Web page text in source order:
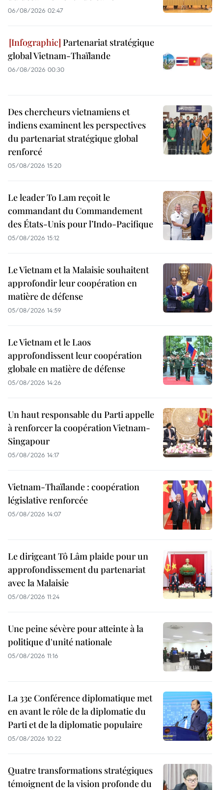
06/08/2026 02:47
Partenariat stratégique
global Vietnam-Thaïlande
06/08/2026 00:30
Des chercheurs vietnamiens et
indiens examinent les perspectives
du partenariat stratégique global
renforcé
05/08/2026 15:20
Le leader To Lam reçoit le
commandant du Commandement
des États-Unis pour l’Indo-Pacifique
05/08/2026 15:12
Le Vietnam et la Malaisie souhaitent
approfondir leur coopération en
matière de défense
05/08/2026 14:59
Le Vietnam et le Laos
approfondissent leur coopération
globale en matière de défense
05/08/2026 14:26
Un haut responsable du Parti appelle
à renforcer la coopération Vietnam-
Singapour
05/08/2026 14:17
Vietnam-Thaïlande : coopération
législative renforcée
05/08/2026 14:07
Le dirigeant Tô Lâm plaide pour un
approfondissement du partenariat
avec la Malaisie
05/08/2026 11:24
Une peine sévère pour atteinte à la
politique d'unité nationale
05/08/2026 11:16
La 33e Conférence diplomatique met
en avant le rôle de la diplomatie du
Parti et de la diplomatie populaire
05/08/2026 10:22
Quatre transformations stratégiques
témoignent de la vision profonde du